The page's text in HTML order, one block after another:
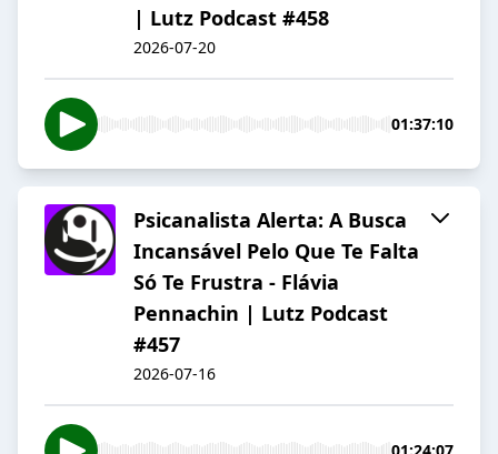
| Lutz Podcast #458
2026-07-20
01:37:10
Psicanalista Alerta: A Busca
Incansável Pelo Que Te Falta
Só Te Frustra - Flávia
Pennachin | Lutz Podcast
#457
2026-07-16